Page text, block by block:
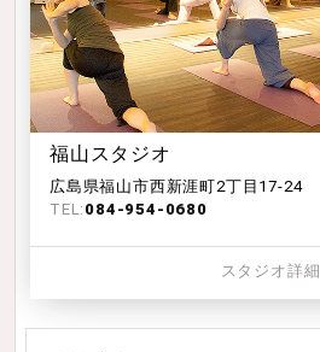
福山スタジオ
広島県福山市西新涯町2丁目17-24
TEL: 084-954-0680
スタジオ詳細